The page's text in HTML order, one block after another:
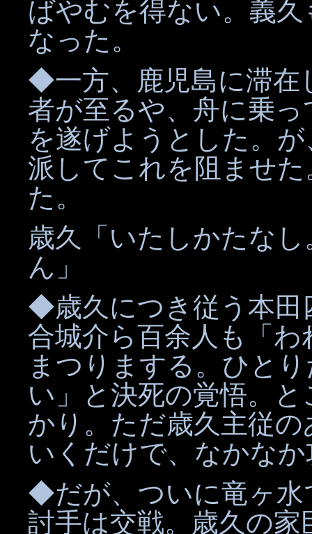
ばやむを得ない。義
なった。
◆一方、鹿児島に滞在
者が至るや、舟に乗
を遂げようとした。
派してこれを阻ませ
た。
歳久「いたしかたな
ん」
◆歳久につき従う本田
合城介ら百余人も「
まつりまする。ひと
い」と決死の覚悟。
かり。ただ歳久主従
いくだけで、なかな
◆だが、ついに竜ヶ水
討手は交戦。歳久の